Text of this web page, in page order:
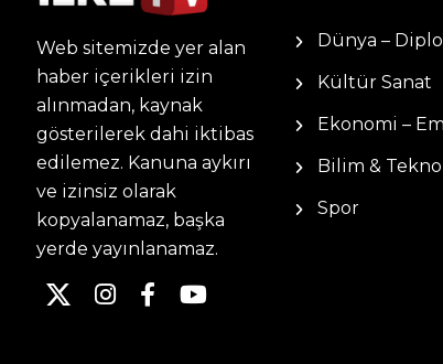
Web sitemizde yer alan
haber içerikleri izin
alınmadan, kaynak
gösterilerek dahi iktibas
edilemez. Kanuna aykırı
ve izinsiz olarak
kopyalanamaz, başka
yerde yayınlanamaz.
Dünya –
Kültür Sanat
Ekonomi –
Bilim &
Spor